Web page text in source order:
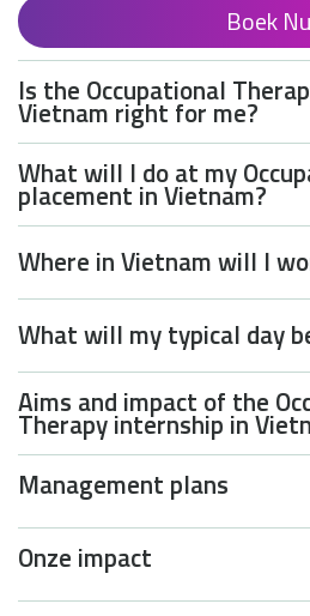
Boek Nu
Is the Occupational
Vietnam right for me?
What will I do at my
placement in Vietnam?
Where in Vietnam will I
What will my typical day
Aims and impact of the
Therapy internship in
Management plans
Onze impact